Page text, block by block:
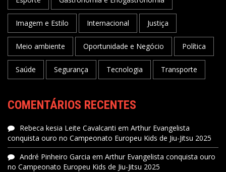
Imagem e Estilo Internacional Justiça
Meio ambiente Oportunidade e Negócio Política
Saúde Segurança Tecnologia Transporte
COMENTÁRIOS RECENTES
Rebeca kesia Leite Cavalcanti em Arthur Evangelista
conquista ouro no Campeonato Europeu Kids de Jiu-Jitsu 2025
André Pinheiro Garcia em Arthur Evangelista conquista ouro
no Campeonato Europeu Kids de Jiu-Jitsu 2025